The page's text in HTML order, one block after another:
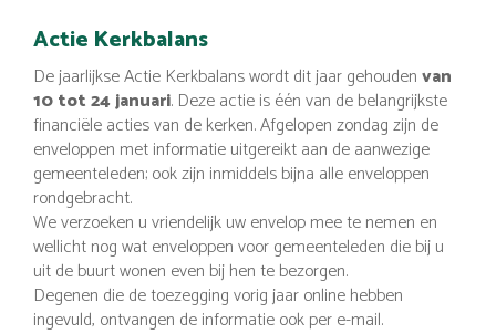
Actie Kerkbalans
De jaarlijkse Actie Kerkbalans wordt dit jaar gehoudenvan
10 tot 24 januari. Deze actie is één van de belangrijkste
financiële acties van de kerken. Afgelopen zondag zijn de
enveloppen met informatie uitgereikt aan de aanwezige
gemeenteleden; ook zijn inmiddels bijna alle enveloppen
rondgebracht.
We verzoeken u vriendelijk uw envelop mee te nemen en
wellicht nog wat enveloppen voor gemeenteleden die bij u
uit de buurt wonen even bij hen te bezorgen.
Degenen die de toezegging vorig jaar online hebben
ingevuld, ontvangen de informatie ook per e-mail.